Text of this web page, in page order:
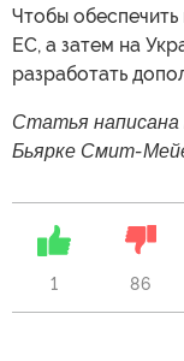
Чтобы
ЕС, а затем на
разработать
Статья написана
Бьярке Смит-
1 86